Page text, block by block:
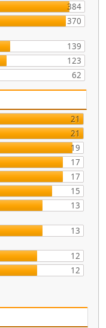
384
370
139
123
62
21
21
19
17
17
15
13
13
12
12